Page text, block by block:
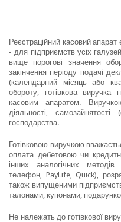
Реєстраційний касовий
- для підприємств усіх
вище порогові значення
закінчення періоду подачі
(календарний місяць або
обороту, готівкова виручка
касовим апаратом.
діяльності,
господарства.
Готівковою виручкою
оплата дебетовою чи
інших аналогічних
телефон, PayLife, Quick),
також випущеними
талонами, купонами,
Не належать до готівкової